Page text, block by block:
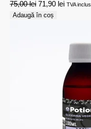
75,00lei 71,90 lei TVA inclus
Adaugă în coș